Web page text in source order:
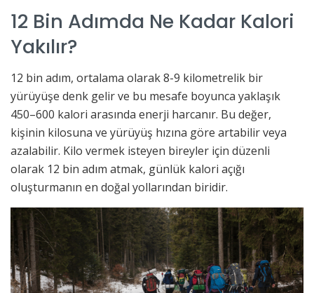
12 Bin Adımda Ne Kadar Kalori
Yakılır?
12 bin adım, ortalama olarak 8-9 kilometrelik bir
yürüyüşe denk gelir ve bu mesafe boyunca yaklaşık
450–600 kalori arasında enerji harcanır. Bu değer,
kişinin kilosuna ve yürüyüş hızına göre artabilir veya
azalabilir. Kilo vermek isteyen bireyler için düzenli
olarak 12 bin adım atmak, günlük kalori açığı
oluşturmanın en doğal yollarından biridir.